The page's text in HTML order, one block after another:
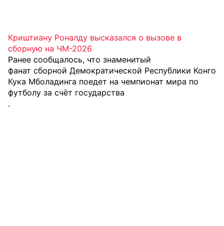
Криштиану Роналду высказался о вызове в
сборную на ЧМ-2026
Ранее сообщалось, что знаменитый
фанат сборной Демократической Республики Конго
Кука Мболадинга поедет на чемпионат мира по
футболу за счёт государства
.